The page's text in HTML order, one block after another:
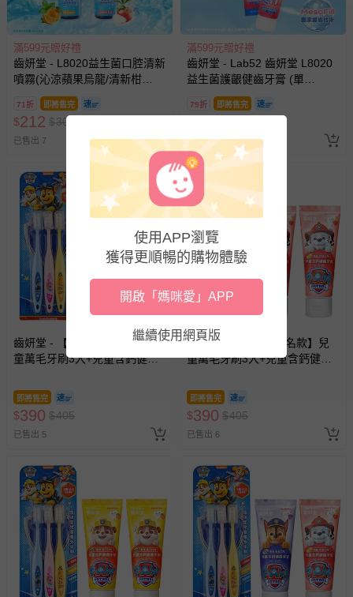
滿599元贈好禮
齒妍堂 - L8020益生菌口腔清新
噴霧(沁涼蘋果烏龍/清新柑
橘)-20mL
71折 即將售完
$212 $300
已售出 7
滿599元贈好禮
齒妍堂 - Lab52 齒妍堂 L8020
益生菌護齦健齒牙膏 (單
入)-110g
79折 即將售完
已售出 10
齒妍堂 - 【汪汪隊聯名款】兒
童萬毛牙刷3入+兒童含鈣健齒
即將售完
$390 $405
已售出 5
齒妍堂 - 【汪汪隊聯名款】兒
童萬毛牙刷3入+兒童含鈣健齒
即將售完
$390 $405
已售出 6
使用APP瀏覽
獲得更順暢的購物體驗
開啟「媽咪愛」APP
繼續使用網頁版